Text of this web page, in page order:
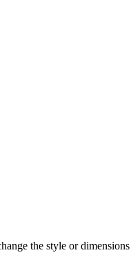
the style or dimensions